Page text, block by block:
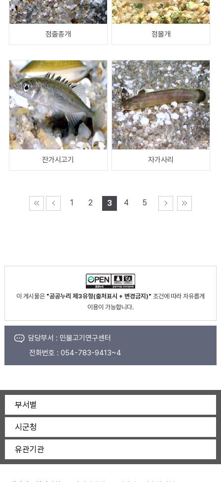
점줄종개 점몰개
잔가시고기 자가사리
1 2 3 4 5
이 게시물은 "공공누리 제3유형(출처표시 + 변경금지)" 조건에 따라 자유롭게
이용이 가능합니다.
담당부서 : 민물고기연구센터
전화번호 : 054-783-9413~4
부서별
시군청
유관기관